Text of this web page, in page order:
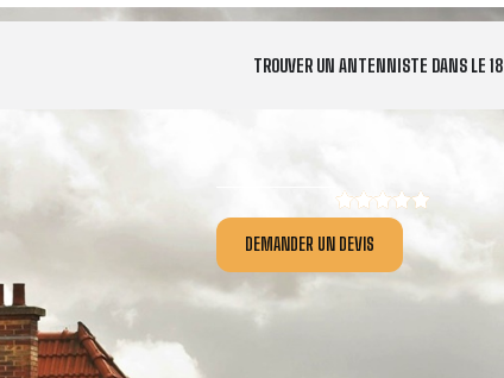
TROUVER UN ANTENNISTE DANS LE 18
DEMANDER UN DEVIS